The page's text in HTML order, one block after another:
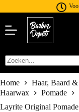
Home Haar, Baard
Haarwax
Pomade
Layrite Original Pomade